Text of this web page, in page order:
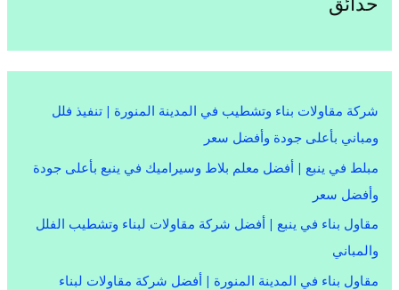
شركة مقاولات بناء وتشطيب في المدينة المنورة | تنفيذ فلل
ومباني بأعلى جودة وأفضل سعر
مبلط في ينبع | أفضل معلم بلاط وسيراميك في ينبع بأعلى جودة
وأفضل سعر
مقاول بناء في ينبع | أفضل شركة مقاولات لبناء وتشطيب الفلل
والمباني
مقاول بناء في المدينة المنورة | أفضل شركة مقاولات لبناء